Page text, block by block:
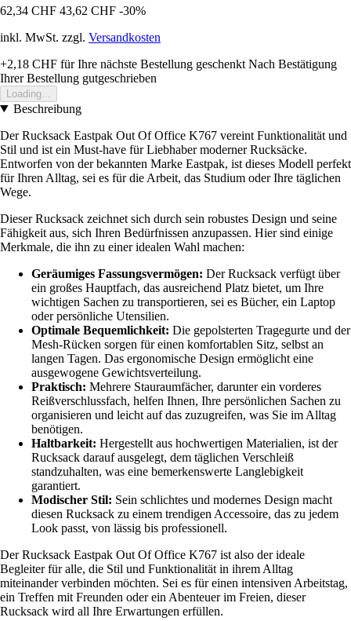
62,34 CHF 43,62 CHF -30%
inkl. MwSt. zzgl. Versandkosten
+2,18 CHF für Ihre nächste Bestellung geschenkt Nach Bestätigung
Ihrer Bestellung gutgeschrieben
Loading...
Beschreibung
Der Rucksack Eastpak Out Of Office K767 vereint Funktionalität und
Stil und ist ein Must-have für Liebhaber moderner Rucksäcke.
Entworfen von der bekannten Marke Eastpak, ist dieses Modell perfekt
für Ihren Alltag, sei es für die Arbeit, das Studium oder Ihre täglichen
Wege.
Dieser Rucksack zeichnet sich durch sein robustes Design und seine
Fähigkeit aus, sich Ihren Bedürfnissen anzupassen. Hier sind einige
Merkmale, die ihn zu einer idealen Wahl machen:
Geräumiges Fassungsvermögen: Der Rucksack verfügt über
ein großes Hauptfach, das ausreichend Platz bietet, um Ihre
wichtigen Sachen zu transportieren, sei es Bücher, ein Laptop
oder persönliche Utensilien.
Optimale Bequemlichkeit: Die gepolsterten Tragegurte und der
Mesh-Rücken sorgen für einen komfortablen Sitz, selbst an
langen Tagen. Das ergonomische Design ermöglicht eine
ausgewogene Gewichtsverteilung.
Praktisch: Mehrere Stauraumfächer, darunter ein vorderes
Reißverschlussfach, helfen Ihnen, Ihre persönlichen Sachen zu
organisieren und leicht auf das zuzugreifen, was Sie im Alltag
benötigen.
Haltbarkeit: Hergestellt aus hochwertigen Materialien, ist der
Rucksack darauf ausgelegt, dem täglichen Verschleiß
standzuhalten, was eine bemerkenswerte Langlebigkeit
garantiert.
Modischer Stil: Sein schlichtes und modernes Design macht
diesen Rucksack zu einem trendigen Accessoire, das zu jedem
Look passt, von lässig bis professionell.
Der Rucksack Eastpak Out Of Office K767 ist also der ideale
Begleiter für alle, die Stil und Funktionalität in ihrem Alltag
miteinander verbinden möchten. Sei es für einen intensiven Arbeitstag,
ein Treffen mit Freunden oder ein Abenteuer im Freien, dieser
Rucksack wird all Ihre Erwartungen erfüllen.